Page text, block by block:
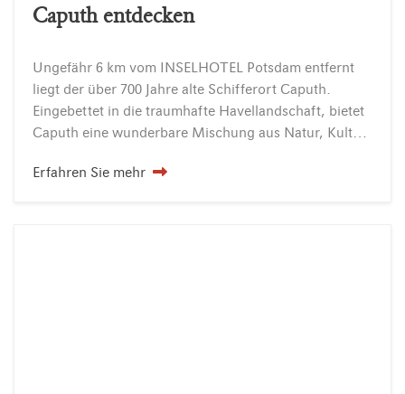
Caputh entdecken
Ungefähr 6 km vom INSELHOTEL Potsdam entfernt
liegt der über 700 Jahre alte Schifferort Caputh.
Eingebettet in die traumhafte Havellandschaft, bietet
Caputh eine wunderbare Mischung aus Natur, Kultur und maritimem Flair. Schon Albert Einstein wusste diese besondere Lage zu schätzen….
Erfahren Sie mehr